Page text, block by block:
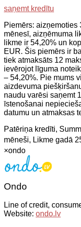
saņemt kredītu
Piemērs:
mēnesī, aizņēmuma
likme ir 54,20% un
EUR. Šis piemērs ir
tiek atmaksāts 12
ievērojot līguma
– 54,20%. Pie mums
aizdevuma
naudu varēsi saņemt
īstenošanai
datumu un atmaksas
Patēriņa kredīti,
mēneši, Likme gadā
×ondo
Ondo
Line of credit,
Website: ondo.lv